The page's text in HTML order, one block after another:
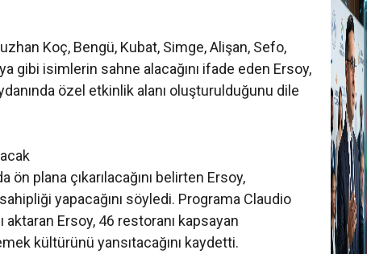
Koç, Bengü, Kubat, Simge, Alişan, Sefo,
gibi isimlerin sahne alacağını ifade eden Ersoy,
özel etkinlik alanı oluşturulduğunu dile
plana çıkarılacağını belirten Ersoy,
yapacağını söyledi. Programa Claudio
aktaran Ersoy, 46 restoranı kapsayan
kültürünü yansıtacağını kaydetti.